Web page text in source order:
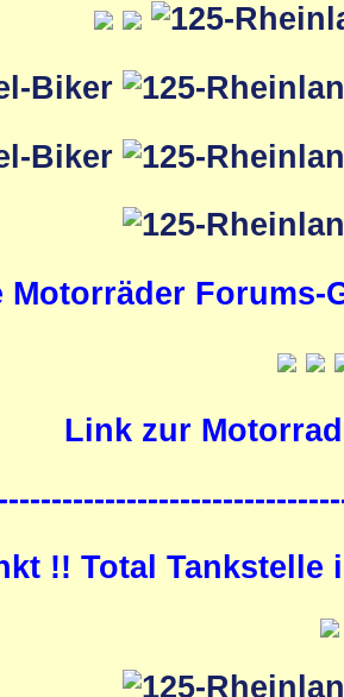
Motorräder
Link zur
!! Total Tankstelle